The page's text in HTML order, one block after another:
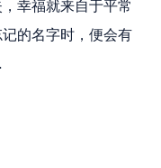
幸福就来自于平常
的名字时，便会有